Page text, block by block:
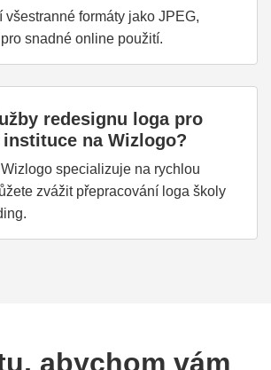
formáty jako JPEG,
snadné online použití.
redesignu loga pro
na Wizlogo?
specializuje na rychlou
zvážit přepracování loga školy
abychom vám